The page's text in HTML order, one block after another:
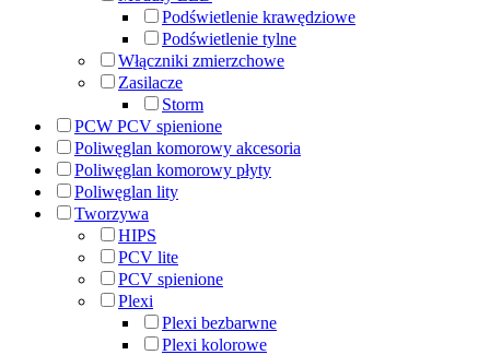
Podświetlenie krawędziowe
Podświetlenie tylne
Włączniki zmierzchowe
Zasilacze
Storm
PCW PCV spienione
Poliwęglan komorowy akcesoria
Poliwęglan komorowy płyty
Poliwęglan lity
Tworzywa
HIPS
PCV lite
PCV spienione
Plexi
Plexi bezbarwne
Plexi kolorowe